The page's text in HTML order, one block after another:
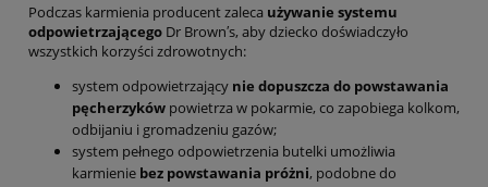
Podczas karmienia producent zaleca używanie systemu
odpowietrzającego Dr Brown′s, aby dziecko doświadczyło
wszystkich korzyści zdrowotnych:
system odpowietrzający nie dopuszcza do powstawania
pęcherzyków powietrza w pokarmie, co zapobiega kolkom,
odbijaniu i gromadzeniu gazów;
system pełnego odpowietrzenia butelki umożliwia
karmienie bez powstawania próżni, podobne do